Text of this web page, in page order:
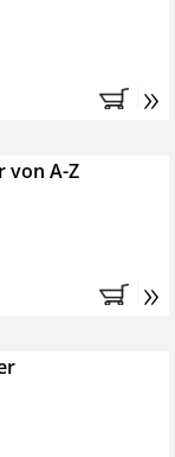
Profipaket im
derzeitig
das
keine
»
von A-Z
»